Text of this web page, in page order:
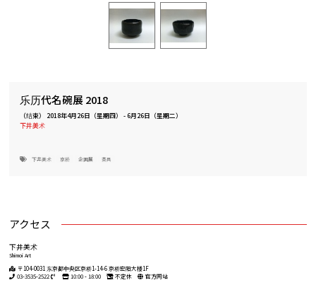
乐历代名碗展 2018
（结束） 2018年4月26日（星期四）- 6月26日（星期二）
下井美术
下井美术 京桥 企画展 茶具
アクセス
下井美术
Shimoi Art
〒104-0031 东京都中央区京桥1-14-6 京桥宏阳大楼1F
03-3535-2522
10:00 - 18:00 不定休 官方网站